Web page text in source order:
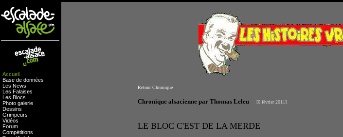
Accueil
Base de données
Les News
Les Falaises
Les Blocs
Photo galerie
Dessins
Grimpeurs
Vidéos
Forum
Compétitions
Retour Chronique
Chronique alsacienne par Thomas Leleu [6 février 2011]
LE BLOC C'EST DE LA MERDE